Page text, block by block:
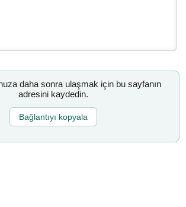
daha sonra ulaşmak için bu sayfanın
adresini kaydedin.
Bağlantıyı kopyala